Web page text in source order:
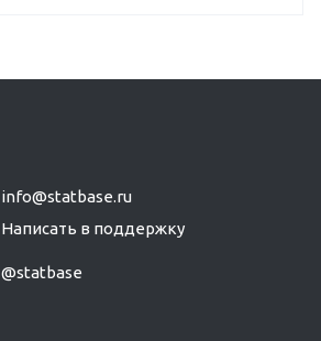
info@statbase.ru
Написать в поддержку
@statbase